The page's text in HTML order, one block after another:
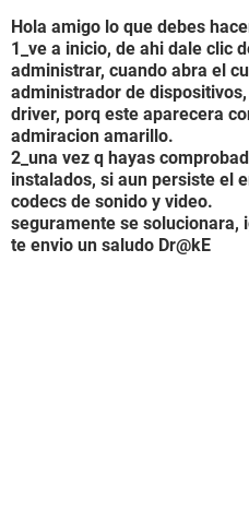
Hola amigo lo que debes
1_ve a inicio, de ahi dale clic
administrar, cuando abra el
administrador de
driver, porq este aparecera
admiracion amarillo.
2_una vez q hayas
instalados, si aun persiste el
codecs de sonido y video.
seguramente se solucionara,
te envio un saludo Dr@kE